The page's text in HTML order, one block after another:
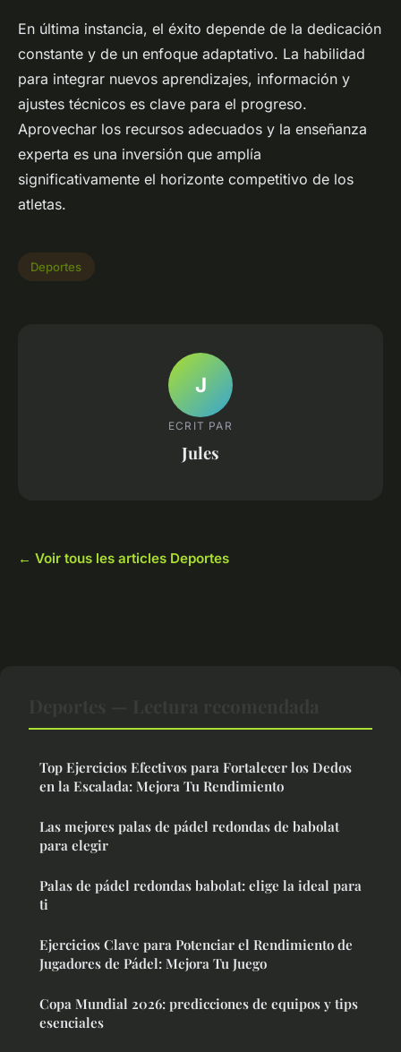
En última instancia, el éxito depende de la dedicación
constante y de un enfoque adaptativo. La habilidad
para integrar nuevos aprendizajes, información y
ajustes técnicos es clave para el progreso.
Aprovechar los recursos adecuados y la enseñanza
experta es una inversión que amplía
significativamente el horizonte competitivo de los
atletas.
Deportes
J
ECRIT PAR
Jules
← Voir tous les articles Deportes
Top Ejercicios Efectivos para Fortalecer los Dedos
en la Escalada: Mejora Tu Rendimiento
Las mejores palas de pádel redondas de babolat
para elegir
Palas de pádel redondas babolat: elige la ideal para
ti
Ejercicios Clave para Potenciar el Rendimiento de
Jugadores de Pádel: Mejora Tu Juego
Copa Mundial 2026: predicciones de equipos y tips
esenciales